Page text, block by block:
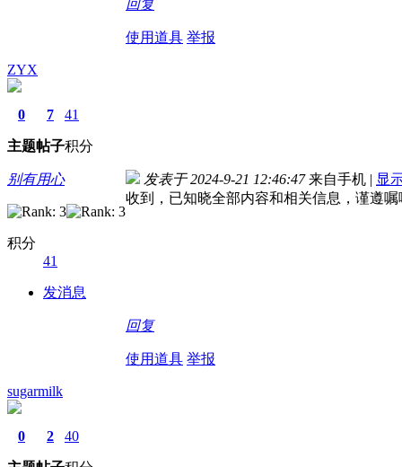
回复
使用道具 举报
ZYX
0
主题
7
帖子
41
积分
别有用心
积分
41
发消息
发表于 2024-9-21 12:46:47 来自手机 | 显
收到，已知晓全部内容和相关信息，谨遵嘱
回复
使用道具 举报
sugarmilk
0 2 40